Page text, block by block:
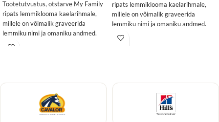
Tootetutvustus, otstarve My Family
ripats lemmiklooma kaelarihmale,
millele on võimalik graveerida
lemmiku nimi ja omaniku andmed.
Mõõdud 25mm x 25mm
ripats lemmiklooma kaelarihmale,
millele on võimalik graveerida
lemmiku nimi ja omaniku andmed.
Mõõdud 38mm x 24mm